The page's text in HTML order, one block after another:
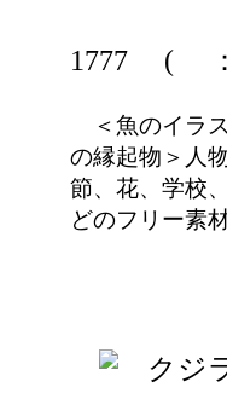
1777
(
＜魚のイラ
の縁起物＞人
節、花、学校
どのフリー素